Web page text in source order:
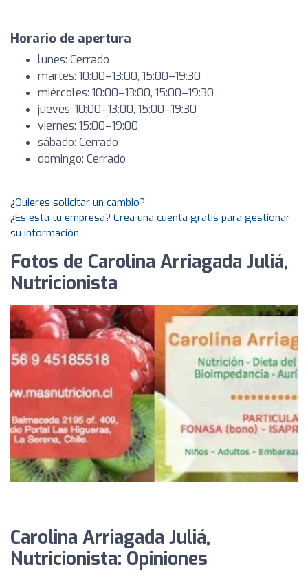
Horario de apertura
lunes: Cerrado
martes: 10:00–13:00, 15:00–19:30
miércoles: 10:00–13:00, 15:00–19:30
jueves: 10:00–13:00, 15:00–19:30
viernes: 15:00–19:00
sábado: Cerrado
domingo: Cerrado
¿Quieres solicitar un cambio?
¿Es esta tu empresa? Crea una cuenta gratis para gestionar
su información
Fotos de Carolina Arriagada Juliá,
Nutricionista
Carolina Arriagada Juliá,
Nutricionista: Opiniones